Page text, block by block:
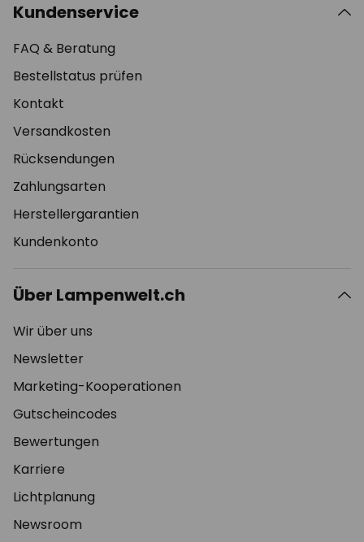
Kundenservice
FAQ & Beratung
Bestellstatus prüfen
Kontakt
Versandkosten
Rücksendungen
Zahlungsarten
Herstellergarantien
Kundenkonto
Über Lampenwelt.ch
Wir über uns
Newsletter
Marketing-Kooperationen
Gutscheincodes
Bewertungen
Karriere
Lichtplanung
Newsroom